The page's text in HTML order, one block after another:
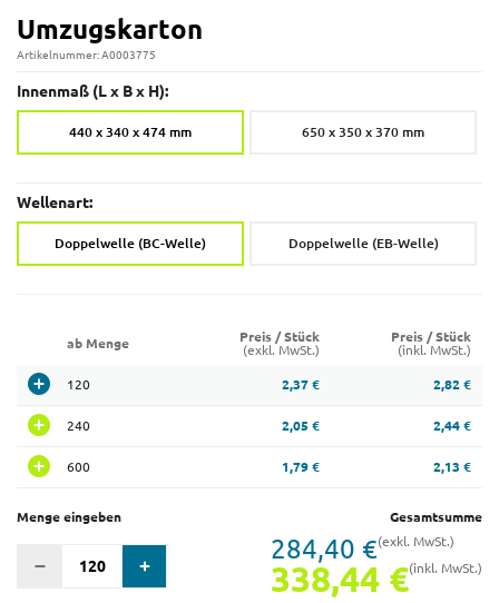
Umzugskarton
Artikelnummer: A0003775
Innenmaß (L x B x H):
440 x 340 x 474 mm 650 x 350 x 370 mm
Wellenart:
Doppelwelle (BC-Welle) Doppelwelle (EB-Welle)
ab Menge
Preis / Stück
(exkl. MwSt.)
Preis / Stück
(inkl. MwSt.)
120 2,37 € 2,82 €
240 2,05 € 2,44 €
600 1,79 € 2,13 €
Menge eingeben Gesamtsumme
284,40 €(exkl. MwSt.)
338,44 €(inkl. MwSt.)